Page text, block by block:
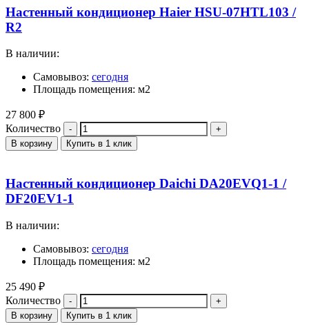
Настенный кондиционер Haier HSU-07HTL103 /
R2
В наличии:
Самовывоз: сегодня
Площадь помещения: м2
27 800 ₽
Количество
В корзину Купить в 1 клик
Настенный кондиционер Daichi DA20EVQ1-1 /
DF20EV1-1
В наличии:
Самовывоз: сегодня
Площадь помещения: м2
25 490 ₽
Количество
В корзину Купить в 1 клик